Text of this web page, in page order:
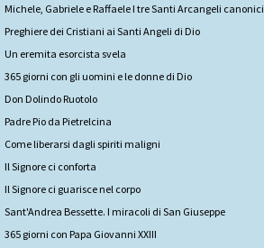
Michele, Gabriele e Raffaele I tre Santi Arcangeli canonici
Preghiere dei Cristiani ai Santi Angeli di Dio
Un eremita esorcista svela
365 giorni con gli uomini e le donne di Dio
Don Dolindo Ruotolo
Padre Pio da Pietrelcina
Come liberarsi dagli spiriti maligni
Il Signore ci conforta
Il Signore ci guarisce nel corpo
Sant'Andrea Bessette. I miracoli di San Giuseppe
365 giorni con Papa Giovanni XXIII